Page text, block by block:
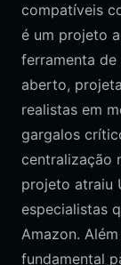
compatíveis
é um projeto
ferramenta
aberto,
realistas em
gargalos
centralização
projeto atraiu
especialistas
Amazon.
fundamental